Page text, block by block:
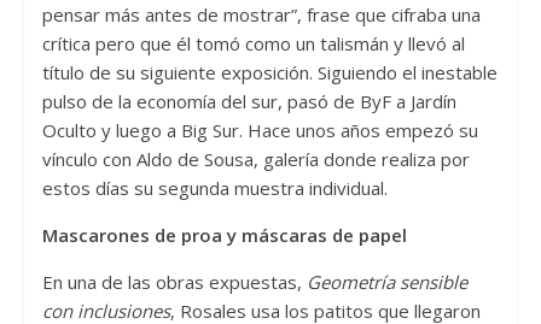
pensar más antes de mostrar”, frase que cifraba una
crítica pero que él tomó como un talismán y llevó al
título de su siguiente exposición. Siguiendo el inestable
pulso de la economía del sur, pasó de ByF a Jardín
Oculto y luego a Big Sur. Hace unos años empezó su
vínculo con Aldo de Sousa, galería donde realiza por
estos días su segunda muestra individual.
Mascarones de proa y máscaras de papel
En una de las obras expuestas, Geometría sensible
con inclusiones, Rosales usa los patitos que llegaron